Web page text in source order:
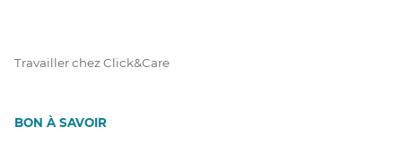
Travailler chez Click&Care
BON À SAVOIR